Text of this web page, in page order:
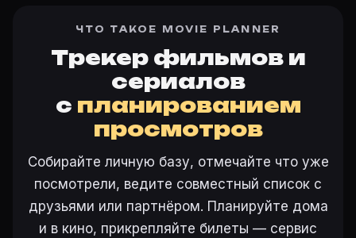
ЧТО ТАКОЕ MOVIE PLANNER
Трекер фильмов и
сериалов
с планированием
просмотров
Собирайте личную базу, отмечайте что уже
посмотрели, ведите совместный список с
друзьями или партнёром. Планируйте дома
и в кино, прикрепляйте билеты — сервис